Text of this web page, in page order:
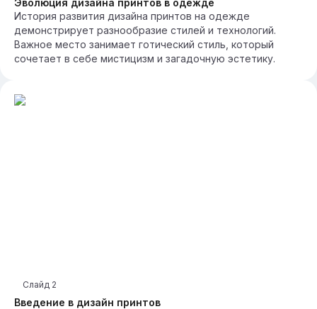
Эволюция дизайна принтов в одежде
История развития дизайна принтов на одежде
демонстрирует разнообразие стилей и технологий.
Важное место занимает готический стиль, который
сочетает в себе мистицизм и загадочную эстетику.
Введение в дизайн принтов
Слайд 2